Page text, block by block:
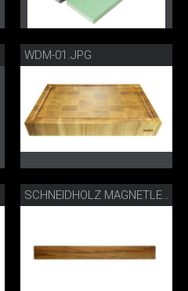
WDM-01.JPG
SCHNEIDHOLZ MAGNETLEISTE LANG